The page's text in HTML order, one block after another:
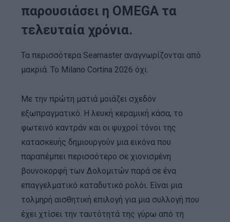
παρουσιάσει η OMEGA τα
τελευταία χρόνια.
Τα περισσότερα Seamaster αναγνωρίζονται από
μακριά. Το Milano Cortina 2026 όχι.
Με την πρώτη ματιά μοιάζει σχεδόν
εξωπραγματικό. Η λευκή κεραμική κάσα, το
φωτεινό καντράν και οι ψυχροί τόνοι της
κατασκευής δημιουργούν μια εικόνα που
παραπέμπει περισσότερο σε χιονισμένη
βουνοκορφή των Δολομιτών παρά σε ένα
επαγγελματικό καταδυτικό ρολόι. Είναι μια
τολμηρή αισθητική επιλογή για μια συλλογή που
έχει χτίσει την ταυτότητά της γύρω από τη